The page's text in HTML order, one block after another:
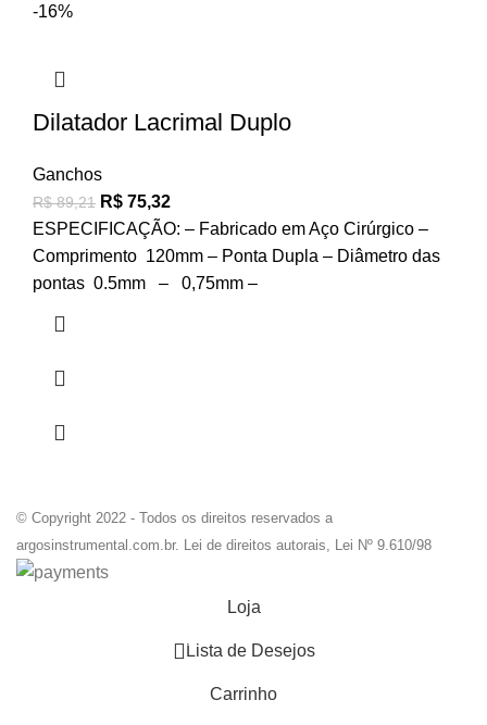
-16%
Dilatador Lacrimal Duplo
Ganchos
R$89,21 R$ 75,32
ESPECIFICAÇÃO: – Fabricado em Aço Cirúrgico –
Comprimento 120mm – Ponta Dupla – Diâmetro das
pontas 0.5mm – 0,75mm –
© Copyright 2022 - Todos os direitos reservados a
argosinstrumental.com.br. Lei de direitos autorais, Lei Nº 9.610/98
Loja
0Lista de Desejos
Carrinho